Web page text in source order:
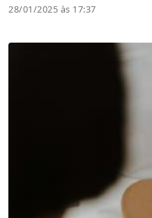
28/01/2025 às 17:37